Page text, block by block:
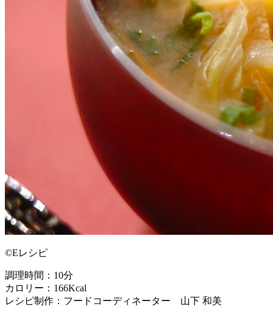
©Eレシピ
調理時間：10分
カロリー：166Kcal
レシピ制作：フードコーディネーター 山下 和美